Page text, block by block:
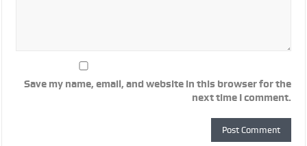
Save my name, email, and website in this browser for the
next time I comment.